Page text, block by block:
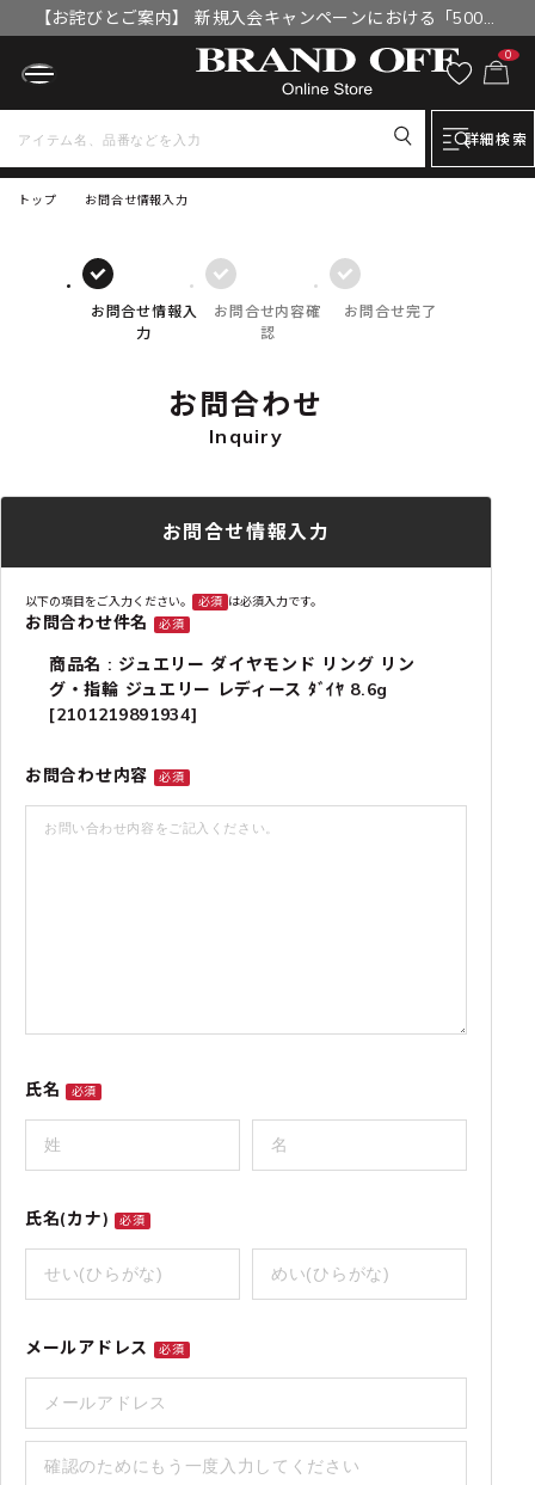
【お詫びとご案内】 新規入会キャンペーンにおける「500円
OFFクーポン」付与漏れと補填について
0
詳細検索
トップ お問合せ情報入力
お問合せ情報入
力
お問合せ内容確
認
お問合せ完了
お問合わせ
Inquiry
お問合せ情報入力
以下の項目をご入力ください。 必須 は必須入力です。
お問合わせ件名 必須
商品名 : ジュエリー ダイヤモンド リング リン
グ・指輪 ジュエリー レディース ﾀﾞｲﾔ 8.6g
[2101219891934]
お問合わせ内容 必須
氏名 必須
氏名(カナ) 必須
メールアドレス 必須